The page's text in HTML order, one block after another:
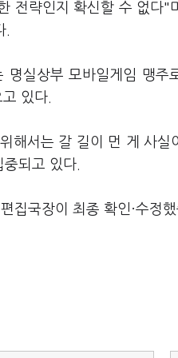
전략인지 확신할 수 없다"
.
실상부 모바일게임 맹주
있다.
해서는 갈 길이 먼 게 사실
되고 있다.
집국장이 최종 확인·수정했